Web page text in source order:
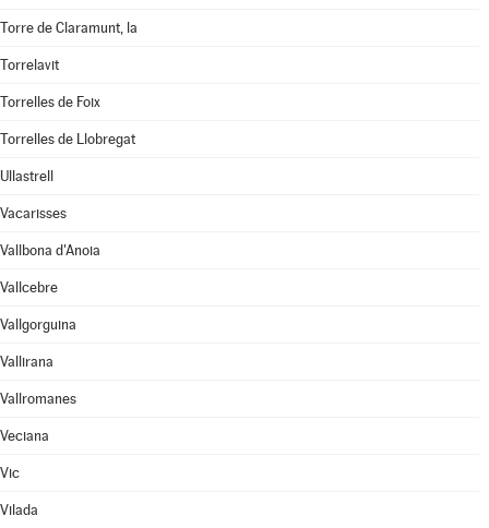
Torre de Claramunt, la
Torrelavit
Torrelles de Foix
Torrelles de Llobregat
Ullastrell
Vacarisses
Vallbona d'Anoia
Vallcebre
Vallgorguina
Vallirana
Vallromanes
Veciana
Vic
Vilada